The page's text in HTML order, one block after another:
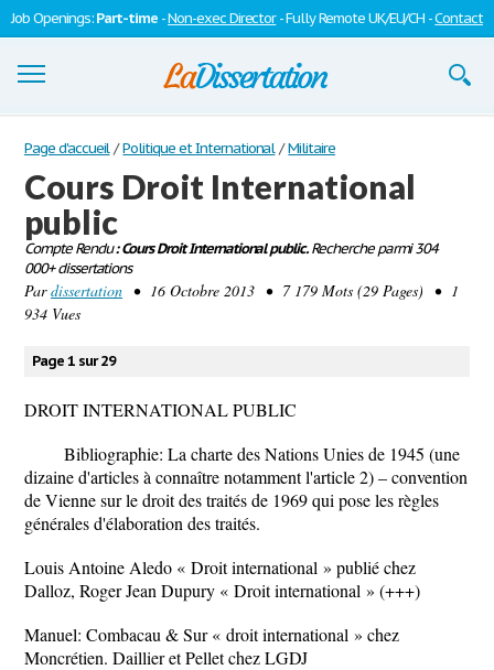
Job Openings:Part-time -Non-exec Director- Fully Remote UK/EU/CH -Contact
Dissertations
S'inscrire
Se connecter
Contactez-nous
Page d'accueil / Politique et International / Militaire
Cours Droit International
public
Compte Rendu: Cours Droit International public.Recherche parmi 304
000+ dissertations
Pardissertation • 16 Octobre 2013 • 7 179 Mots (29 Pages) • 1
934 Vues
Page 1 sur 29
DROIT INTERNATIONAL PUBLIC
Bibliographie: La charte des Nations Unies de 1945 (une
dizaine d'articles à connaître notamment l'article 2) – convention
de Vienne sur le droit des traités de 1969 qui pose les règles
générales d'élaboration des traités.
Louis Antoine Aledo « Droit international » publié chez
Dalloz, Roger Jean Dupury « Droit international » (+++)
Manuel: Combacau & Sur « droit international » chez
Moncrétien. Daillier et Pellet chez LGDJ